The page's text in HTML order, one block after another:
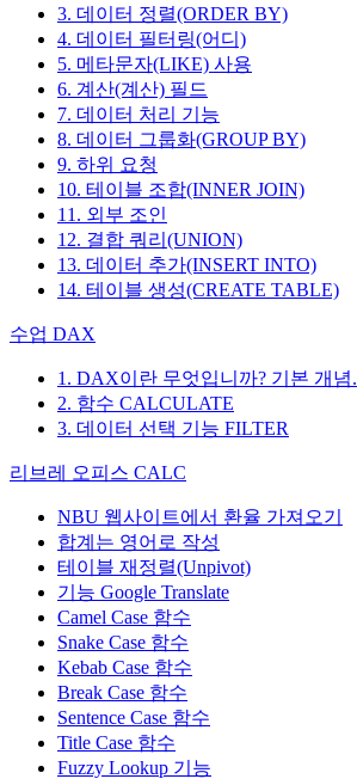
3. 데이터 정렬(ORDER BY)
4. 데이터 필터링(어디)
5. 메타문자(LIKE) 사용
6. 계산(계산) 필드
7. 데이터 처리 기능
8. 데이터 그룹화(GROUP BY)
9. 하위 요청
10. 테이블 조합(INNER JOIN)
11. 외부 조인
12. 결합 쿼리(UNION)
13. 데이터 추가(INSERT INTO)
14. 테이블 생성(CREATE TABLE)
수업 DAX
1. DAX이란 무엇입니까? 기본 개념.
2. 함수 CALCULATE
3. 데이터 선택 기능 FILTER
리브레 오피스 CALC
NBU 웹사이트에서 환율 가져오기
합계는 영어로 작성
테이블 재정렬(Unpivot)
기능 Google Translate
Camel Case 함수
Snake Case 함수
Kebab Case 함수
Break Case 함수
Sentence Case 함수
Title Case 함수
Fuzzy Lookup 기능